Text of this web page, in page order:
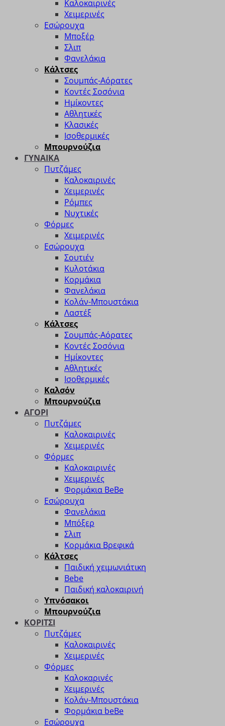
Καλοκαιρινές
Χειμερινές
Εσώρουχα
Μποξέρ
Σλιπ
Φανελάκια
Κάλτσες
Σουμπάς-Αόρατες
Κοντές Σοσόνια
Ημίκοντες
Αθλητικές
Κλασικές
Ισοθερμικές
Μπουρνούζια
ΓΥΝΑΙΚΑ
Πυτζάμες
Καλοκαιρινές
Χειμερινές
Ρόμπες
Νυχτικές
Φόρμες
Χειμερινές
Εσώρουχα
Σουτιέν
Κυλοτάκια
Κορμάκια
Φανελάκια
Κολάν-Μπουστάκια
Λαστέξ
Κάλτσες
Σουμπάς-Αόρατες
Κοντές Σοσόνια
Ημίκοντες
Αθλητικές
Ισοθερμικές
Καλσόν
Μπουρνούζια
ΑΓΟΡΙ
Πυτζάμες
Καλοκαιρινές
Χειμερινές
Φόρμες
Καλοκαιρινές
Χειμερινές
Φορμάκια BeBe
Εσώρουχα
Φανελάκια
Μπόξερ
Σλιπ
Κορμάκια Βρεφικά
Κάλτσες
Παιδική χειμωνιάτικη
Bebe
Παιδική καλοκαιρινή
Υπνόσακοι
Μπουρνούζια
ΚΟΡΙΤΣΙ
Πυτζάμες
Καλοκαιρινές
Χειμερινές
Φόρμες
Καλοκαρινές
Χειμερινές
Κολάν-Μπουστάκια
Φορμάκια beBe
Εσώρουχα